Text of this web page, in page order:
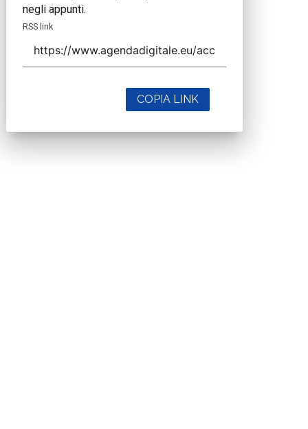
negli appunti.
RSS link
COPIA LINK